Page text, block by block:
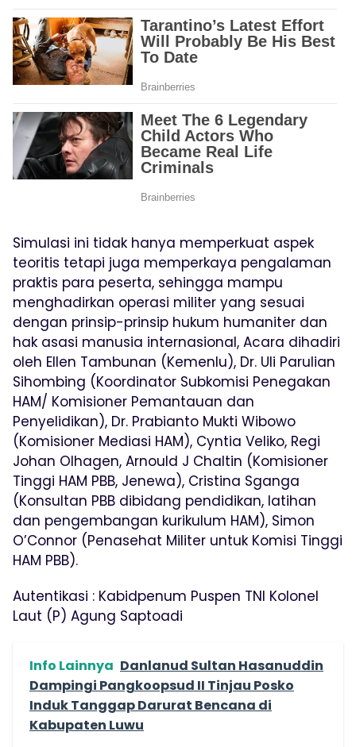
Simulasi ini tidak hanya memperkuat aspek
teoritis tetapi juga memperkaya pengalaman
praktis para peserta, sehingga mampu
menghadirkan operasi militer yang sesuai
dengan prinsip-prinsip hukum humaniter dan
hak asasi manusia internasional, Acara dihadiri
oleh Ellen Tambunan (Kemenlu), Dr. Uli Parulian
Sihombing (Koordinator Subkomisi Penegakan
HAM/ Komisioner Pemantauan dan
Penyelidikan), Dr. Prabianto Mukti Wibowo
(Komisioner Mediasi HAM), Cyntia Veliko, Regi
Johan Olhagen, Arnould J Chaltin (Komisioner
Tinggi HAM PBB, Jenewa), Cristina Sganga
(Konsultan PBB dibidang pendidikan, latihan
dan pengembangan kurikulum HAM), Simon
O’Connor (Penasehat Militer untuk Komisi Tinggi
HAM PBB).
Autentikasi : Kabidpenum Puspen TNI Kolonel
Laut (P) Agung Saptoadi
Info Lainnya Danlanud Sultan Hasanuddin
Dampingi Pangkoopsud II Tinjau Posko
Induk Tanggap Darurat Bencana di
Kabupaten Luwu